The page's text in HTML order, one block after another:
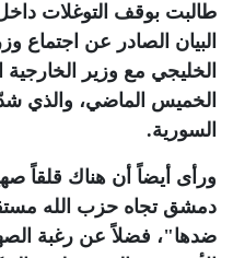
طالبت بوقف التوغلات
البيان الصادر عن اجتماع
الخليجي مع وزير الخارجية
الخميس الماضي، والذي
السورية.
ورأى أيضاً أن هناك قلقاً
دمشق تجاه حزب الله
ضدها"، فضلاً عن رغبة